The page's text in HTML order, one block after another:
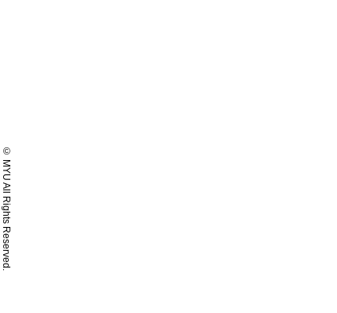
© MYU All Rights Reserved.